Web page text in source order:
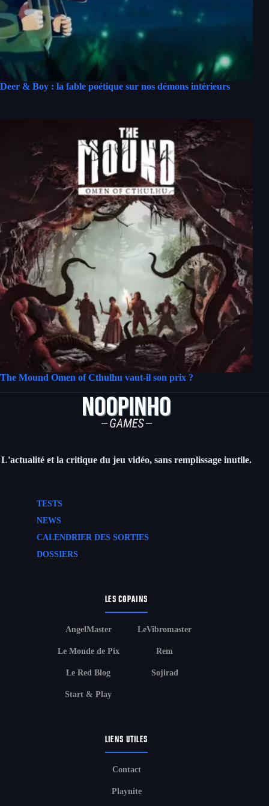
Deer & Boy : la fable poétique sur nos démons intérieurs
The Mound Omen of Cthulhu vaut-il son prix ?
L'actualité et la critique du jeu vidéo, sans remplissage inutile.
TESTS
NEWS
CALENDRIER DES SORTIES
DOSSIERS
LES COPAINS
AngelMaster
Le Monde de Pix
Le Red Blog
Start & Play
LeVibromaster
Rem
Sojirad
LIENS UTILES
Contact
Playnite